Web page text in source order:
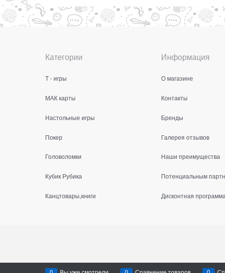
Категории
Т - игры
МАК карты
Настольные игры
Покер
Головоломки
Кубик Рубика
Канцтовары,книги
Информация
О магазине
Контакты
Бренды
Галерея отзывов
Наши преимущества
Потенциальным
Дисконтная программа